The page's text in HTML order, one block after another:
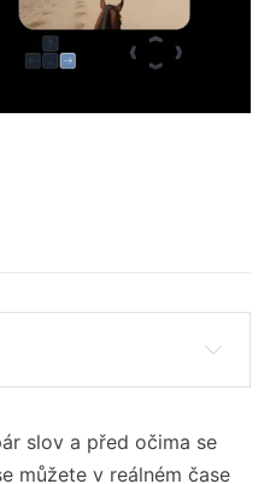
Genie 3, model
čase (720p, 24
slov a před očima se
můžete v reálném čase